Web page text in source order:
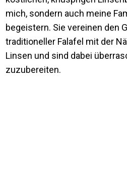
mich, sondern auch meine
begeistern. Sie vereinen den
traditioneller Falafel mit der
Linsen und sind dabei
zuzubereiten.